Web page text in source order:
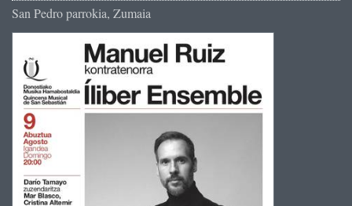
San Pedro parrokia, Zumaia